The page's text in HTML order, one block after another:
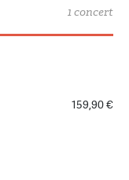
1 concert
159,90 €